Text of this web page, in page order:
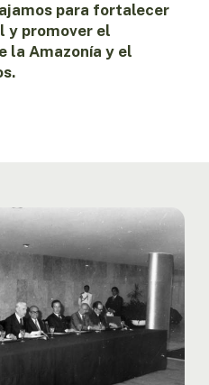
para fortalecer
y promover el
la Amazonía y el